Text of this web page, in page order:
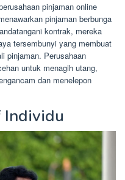
pinjaman online
pinjaman berbunga
kontrak, mereka
tersembunyi yang membuat
pinjaman. Perusahaan
untuk menagih utang,
dan menelepon
Individu